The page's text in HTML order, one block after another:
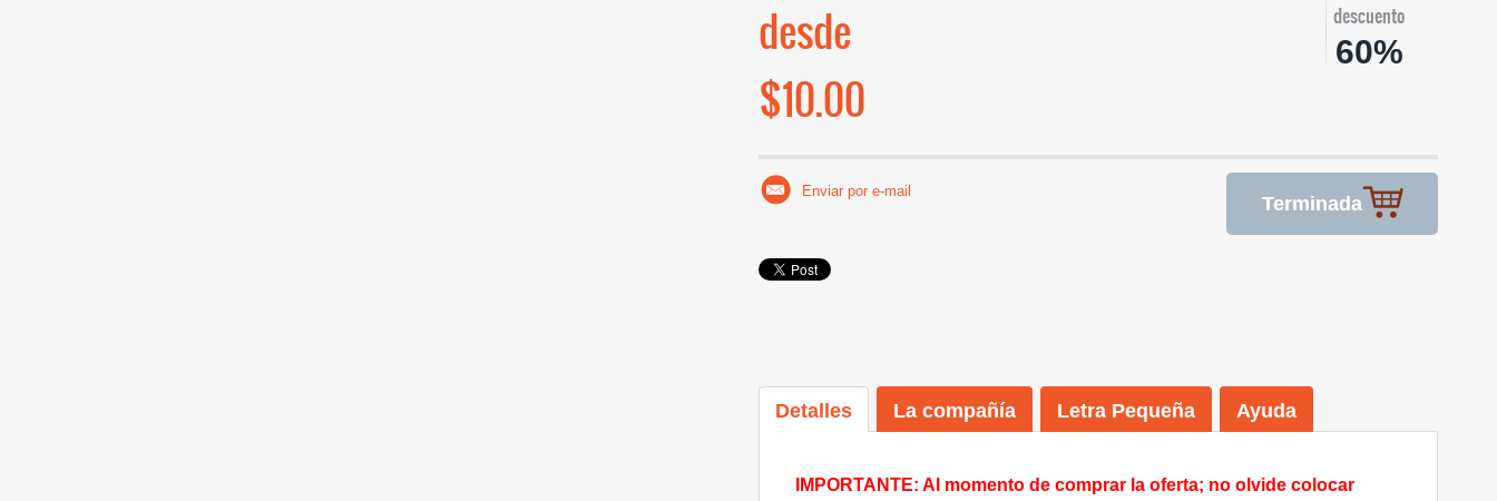
desde
$10.00
descuento
60%
Terminada
Enviar por e-mail
Detalles La compañía Letra Pequeña Ayuda
IMPORTANTE: Al momento de comprar la oferta; no olvide colocar